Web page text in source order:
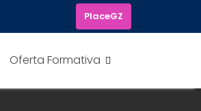
PlaceGZ
Oferta Formativa